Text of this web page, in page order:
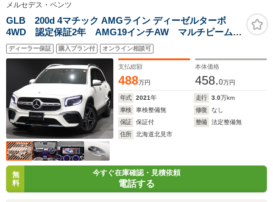
メルセデス・ベンツ
GLB 200d 4マチック AMGライン ディーゼルターボ
4WD 認定保証2年 AMG19インチAW マルチビーム
LED アンビエントライト メモリー付パワーシート
全方位カメラ 純正ドラレコ前後 自動開閉テールゲー
ディーラー保証 購入プラン付 オンライン相談可
支払総額
488万円
本体価格
458.0万円
年式 2021年 走行 3.0万km
車検
車検整備無 修復
なし
保証
保証付 整備
法定整備無
住所
北海道北見市
無
料
今すぐ在庫確認・見積依頼
電話する